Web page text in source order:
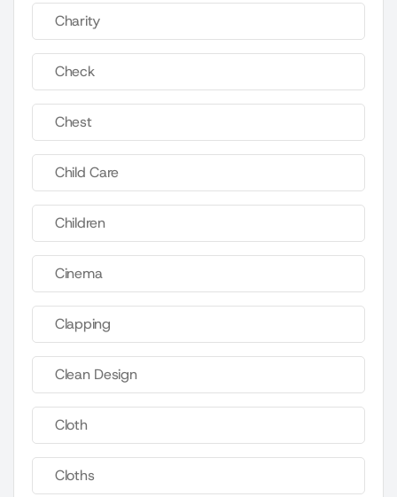
Charity
Check
Chest
Child Care
Children
Cinema
Clapping
Clean Design
Cloth
Cloths